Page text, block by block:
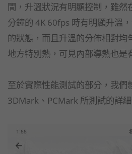
間，升溫狀況有明顯控制，雖然
分鐘的 4K 60fps 時有明顯升溫
的狀態，而且升溫的分佈相對均
地方特別熱，可見內部導熱也是
至於實際性能測試的部分，我們
3DMark、PCMark 所測試的詳